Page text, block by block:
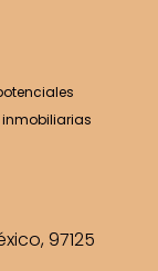
97125